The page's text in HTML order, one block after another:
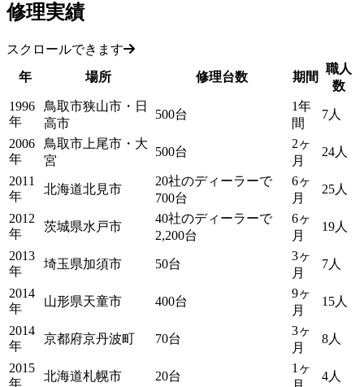
修理実績
スクロールできます
年
場所 修理台数 期間
職人
数
1996
年
鳥取市狭山市・日
高市
500台
1年
間
7人
2006
年
鳥取市上尾市・大
宮
500台
2ヶ
月
24人
2011
年
北海道北見市
20社のディーラーで
700台
6ヶ
月
25人
2012
年
茨城県水戸市
40社のディーラーで
2,200台
6ヶ
月
19人
2013
年
埼玉県加須市 50台
3ヶ
月
7人
2014
年
山形県天童市 400台
9ヶ
月
15人
2014
年
京都府京丹波町 70台
3ヶ
月
8人
2015
年
北海道札幌市 20台
1ヶ
4人